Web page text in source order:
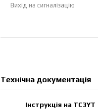
Вихід на сигналізацію
Технічна документація
Інструкція на TC3YT